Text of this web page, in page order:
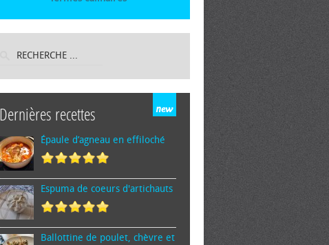
Dernières recettes
Épaule d’agneau en effiloché
Espuma de cœurs d'artichauts
Ballottine de poulet, chèvre et